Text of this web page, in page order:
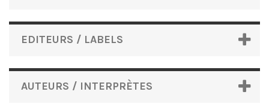
EDITEURS / LABELS
AUTEURS / INTERPRÈTES